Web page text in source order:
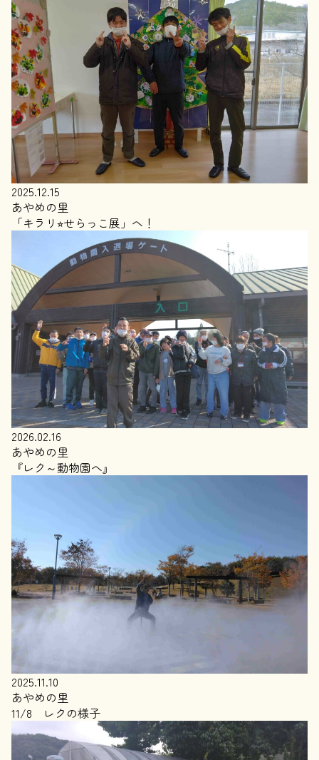
2025.12.15
あやめの里
「キラリ⭐︎せらっこ展」へ！
2026.02.16
あやめの里
『レク～動物園へ』
2025.11.10
あやめの里
11/8 レクの様子